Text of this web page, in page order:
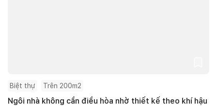
Biệt thự Trên 200m2
Ngôi nhà không cần điều hòa nhờ thiết kế theo khí hậu